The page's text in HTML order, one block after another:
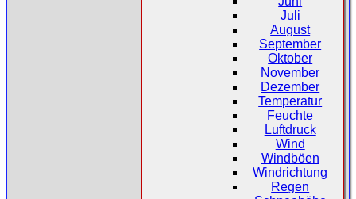
Juli
August
September
Oktober
November
Dezember
Temperatur
Feuchte
Luftdruck
Wind
Windböen
Windrichtung
Regen